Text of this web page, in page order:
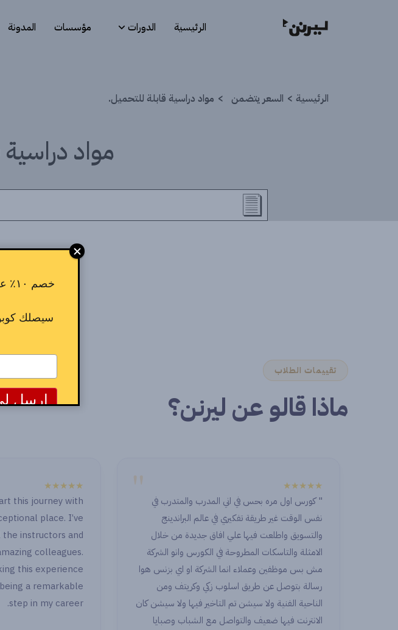
الرئيسية الدورات مؤسسات المدونة
الرئيسية السعر يتضمن مواد دراسية قابلة للتحميل.
مواد
تقييمات الطلاب
ماذا قالو عن ليرنن؟
"
" كورس اول مره بحس في اني المدرب والمتدرب في
نفس الوقت غير طريقة تفكيري في عالم البراندينج
والتسويق واطلعت فيها علي افاق جديدة من خلال
الامثلة والتاسكات المطروحة في الكورس وانو الشركة
مش بس موظفين وعملاء انما الشركة او اي بزنس هوا
رسالة بتوصل عن طريق اسلوب زكي وكريتف ومن
الناحية الفنية ولا سيشن تم التاخير فيها ولا سيشن كان
الانترنت فيها ضعيف والتواصل مع الشباب وصبايا
★★★★★
an honor to start this journey with
a unique and exceptional place. I’ve
a lot from all the instructors and
working with amazing colleagues.
learn n’ for making this experience
special and for being a remarkable
step in my career.
سيصلك